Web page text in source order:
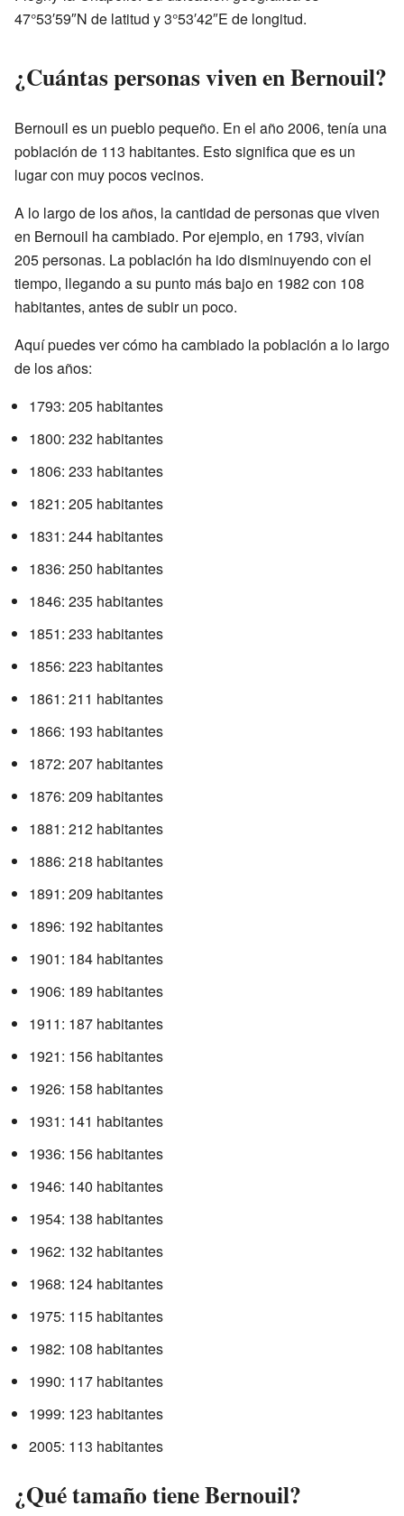
47°53′59″N de latitud y 3°53′42″E de longitud.
¿Cuántas personas viven en Bernouil?
Bernouil es un pueblo pequeño. En el año 2006, tenía una
población de 113 habitantes. Esto significa que es un
lugar con muy pocos vecinos.
A lo largo de los años, la cantidad de personas que viven
en Bernouil ha cambiado. Por ejemplo, en 1793, vivían
205 personas. La población ha ido disminuyendo con el
tiempo, llegando a su punto más bajo en 1982 con 108
habitantes, antes de subir un poco.
Aquí puedes ver cómo ha cambiado la población a lo largo
de los años:
1793: 205 habitantes
1800: 232 habitantes
1806: 233 habitantes
1821: 205 habitantes
1831: 244 habitantes
1836: 250 habitantes
1846: 235 habitantes
1851: 233 habitantes
1856: 223 habitantes
1861: 211 habitantes
1866: 193 habitantes
1872: 207 habitantes
1876: 209 habitantes
1881: 212 habitantes
1886: 218 habitantes
1891: 209 habitantes
1896: 192 habitantes
1901: 184 habitantes
1906: 189 habitantes
1911: 187 habitantes
1921: 156 habitantes
1926: 158 habitantes
1931: 141 habitantes
1936: 156 habitantes
1946: 140 habitantes
1954: 138 habitantes
1962: 132 habitantes
1968: 124 habitantes
1975: 115 habitantes
1982: 108 habitantes
1990: 117 habitantes
1999: 123 habitantes
2005: 113 habitantes
¿Qué tamaño tiene Bernouil?